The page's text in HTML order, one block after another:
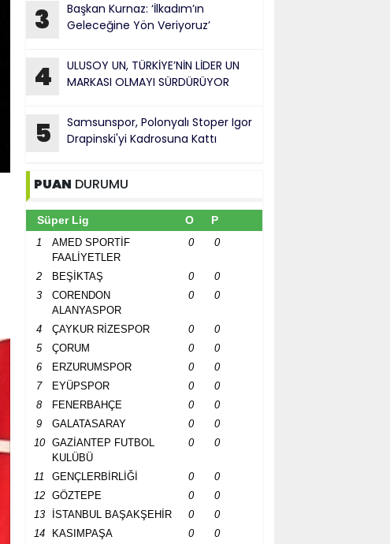
3
Başkan Kurnaz: ‘İlkadım’ın
Geleceğine Yön Veriyoruz’
4
ULUSOY UN, TÜRKİYE’NİN LİDER UN
MARKASI OLMAYI SÜRDÜRÜYOR
5
Samsunspor, Polonyalı Stoper Igor
Drapinski'yi Kadrosuna Kattı
PUAN DURUMU
Süper Lig O P
1
AMED SPORTİF
FAALİYETLER
0 0
2 BEŞİKTAŞ 0
0
3
CORENDON
ALANYASPOR
0 0
4 ÇAYKUR RİZESPOR 0
0
5
ÇORUM 0
0
6
ERZURUMSPOR 0
0
7
EYÜPSPOR 0
0
8
FENERBAHÇE 0
0
9
GALATASARAY 0
0
10
GAZİANTEP FUTBOL
KULÜBÜ
0 0
11 GENÇLERBİRLİĞİ 0
0
12
GÖZTEPE 0
0
13
İSTANBUL BAŞAKŞEHİR 0
0
14
KASIMPAŞA 0
0